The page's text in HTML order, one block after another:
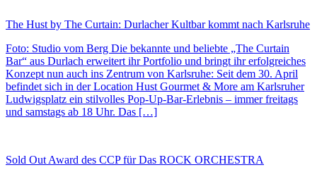
The Hust by The Curtain: Durlacher Kultbar kommt nach Karlsruhe
Foto: Studio vom Berg Die bekannte und beliebte „The Curtain
Bar“ aus Durlach erweitert ihr Portfolio und bringt ihr erfolgreiches
Konzept nun auch ins Zentrum von Karlsruhe: Seit dem 30. April
befindet sich in der Location Hust Gourmet & More am Karlsruher
Ludwigsplatz ein stilvolles Pop-Up-Bar-Erlebnis – immer freitags
und samstags ab 18 Uhr. Das […]
Sold Out Award des CCP für Das ROCK ORCHESTRA